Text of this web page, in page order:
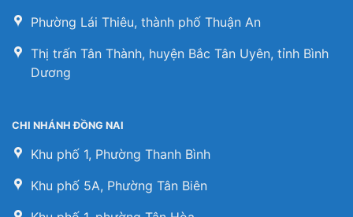
Phường Lái Thiêu, thành phố Thuận An
Thị trấn Tân Thành, huyện Bắc Tân Uyên, tỉnh Bình
Dương
CHI NHÁNH ĐỒNG NAI
Khu phố 1, Phường Thanh Bình
Khu phố 5A, Phường Tân Biên